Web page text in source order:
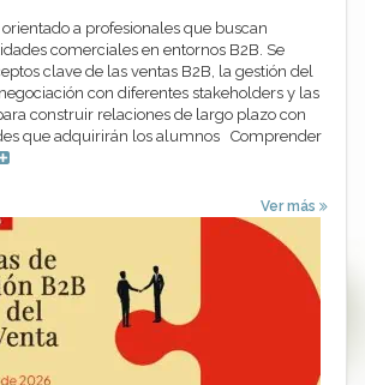
a profesionales que buscan
comerciales en entornos B2B. Se
clave de las ventas B2B, la gestión del
con diferentes stakeholders y las
construir relaciones de largo plazo con
que adquirirán los alumnos Comprender
Ver más